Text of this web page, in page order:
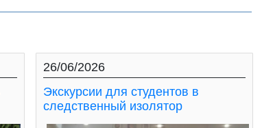
26/06/2026
Экскурсии для студентов в
следственный изолятор